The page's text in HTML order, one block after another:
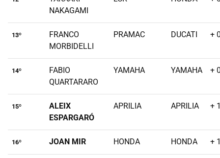
NAKAGAMI
13º
FRANCO
MORBIDELLI
PRAMAC DUCATI +
14º
FABIO
QUARTARARO
YAMAHA YAMAHA +
15º
ALEIX
ESPARGARÓ
APRILIA APRILIA +
16º JOAN MIR HONDA HONDA +